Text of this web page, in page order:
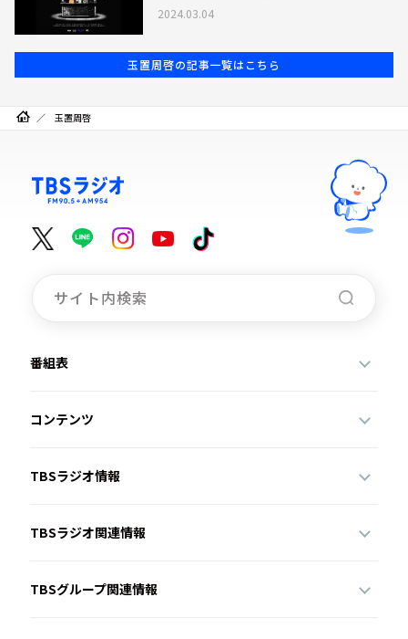
2024.03.04
玉置周啓の記事一覧はこちら
玉置周啓
番組表
コンテンツ
TBSラジオ情報
TBSラジオ関連情報
TBSグループ関連情報